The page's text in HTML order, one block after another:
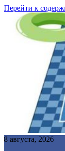
Перейти к
8 августа, 2026